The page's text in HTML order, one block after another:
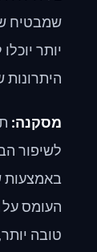
שמבטיח
יותר
מסקנה:
לשיפור
באמצעות
טובה